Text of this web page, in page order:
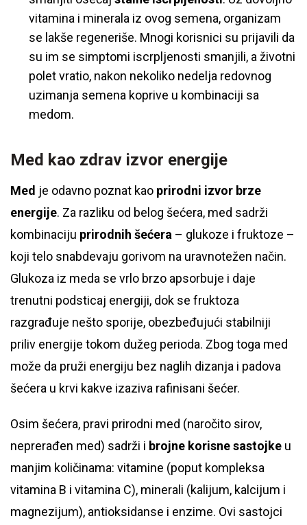
vitamina i minerala iz ovog semena, organizam
se lakše regeneriše. Mnogi korisnici su prijavili da
su im se simptomi iscrpljenosti smanjili, a životni
polet vratio, nakon nekoliko nedelja redovnog
uzimanja semena koprive u kombinaciji sa
medom.
Med kao zdrav izvor energije
Med je odavno poznat kao prirodni izvor brze
energije. Za razliku od belog šećera, med sadrži
kombinaciju prirodnih šećera – glukoze i fruktoze –
koji telo snabdevaju gorivom na uravnotežen način.
Glukoza iz meda se vrlo brzo apsorbuje i daje
trenutni podsticaj energiji, dok se fruktoza
razgrađuje nešto sporije, obezbeđujući stabilniji
priliv energije tokom dužeg perioda. Zbog toga med
može da pruži energiju bez naglih dizanja i padova
šećera u krvi kakve izaziva rafinisani šećer.
Osim šećera, pravi prirodni med (naročito sirov,
neprerađen med) sadrži i brojne korisne sastojke u
manjim količinama: vitamine (poput kompleksa
vitamina B i vitamina C), minerali (kalijum, kalcijum i
magnezijum), antioksidanse i enzime. Ovi sastojci